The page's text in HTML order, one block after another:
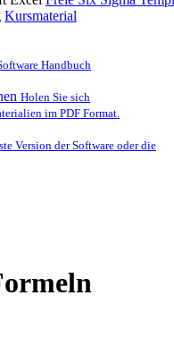
Kursmaterial
Handbuch
Holen Sie sich
im PDF Format.
Version der Software oder die